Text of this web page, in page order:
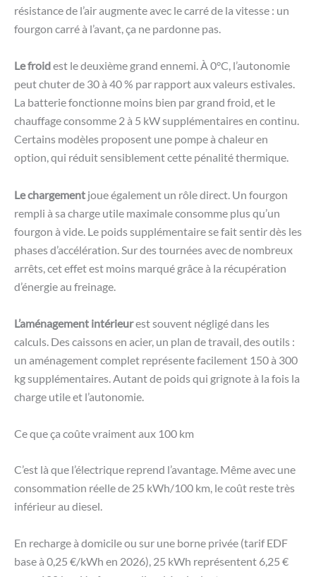
résistance de l’air augmente avec le carré de la vitesse : un
fourgon carré à l’avant, ça ne pardonne pas.
Le froidest le deuxième grand ennemi. À 0°C, l’autonomie
peut chuter de 30 à 40 % par rapport aux valeurs estivales.
La batterie fonctionne moins bien par grand froid, et le
chauffage consomme 2 à 5 kW supplémentaires en continu.
Certains modèles proposent une pompe à chaleur en
option, qui réduit sensiblement cette pénalité thermique.
Le chargement joue également un rôle direct. Un fourgon
rempli à sa charge utile maximale consomme plus qu’un
fourgon à vide. Le poids supplémentaire se fait sentir dès les
phases d’accélération. Sur des tournées avec de nombreux
arrêts, cet effet est moins marqué grâce à la récupération
d’énergie au freinage.
L’aménagement intérieurest souvent négligé dans les
calculs. Des caissons en acier, un plan de travail, des outils :
un aménagement complet représente facilement 150 à 300
kg supplémentaires. Autant de poids qui grignote à la fois la
charge utile et l’autonomie.
Ce que ça coûte vraiment aux 100 km
C’est là que l’électrique reprend l’avantage. Même avec une
consommation réelle de 25 kWh/100 km, le coût reste très
inférieur au diesel.
En recharge à domicile ou sur une borne privée (tarif EDF
base à 0,25 €/kWh en 2026), 25 kWh représentent 6,25 €